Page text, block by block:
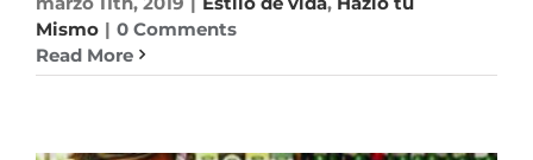
Mismo | 0 Comments
Read More